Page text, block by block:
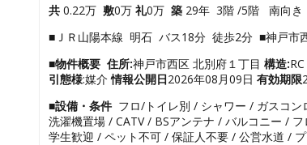
共 0.22万 敷0万 礼0万 築 29年 3階 /5階 南向き
■ＪＲ山陽本線 明石 バス18分 徒歩2分 ■神戸市
■物件概要 住所:神戸市西区 北別府１丁目 構造:
引態様:媒介情報公開日2026年08月09日 有効期限
■設備・条件 フロ/トイレ別 / シャワー / ガスコ
洗濯機置場 / CATV / BSアンテナ / バルコニー /
学生歓迎 / ペット不可 / 保証人不要 / 公営水道 /